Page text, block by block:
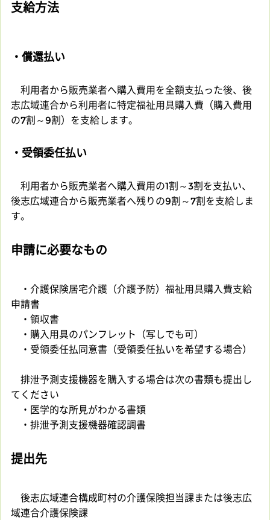
支給方法
・償還払い
利用者から販売業者へ購入費用を全額支払った後、後
志広域連合から利用者に特定福祉用具購入費（購入費用
の7割～9割）を支給します。
・受領委任払い
利用者から販売業者へ購入費用の1割～3割を支払い、
後志広域連合から販売業者へ残りの9割～7割を支給しま
す。
申請に必要なもの
・介護保険居宅介護（介護予防）福祉用具購入費支給
申請書
・領収書
・購入用具のパンフレット（写しでも可）
・受領委任払同意書（受領委任払いを希望する場合）
排泄予測支援機器を購入する場合は次の書類も提出し
てください
・医学的な所見がわかる書類
・排泄予測支援機器確認調書
提出先
後志広域連合構成町村の介護保険担当課または後志広
域連合介護保険課